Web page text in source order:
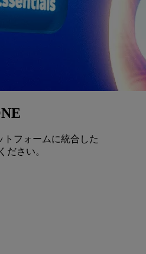
トフォームに統合した
ださい。